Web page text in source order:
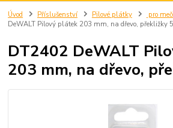
Úvod Příslušenství Pilové plátky pro
DeWALT Pilový plátek 203 mm, na dřevo, překližky
DT2402 DeWALT
203 mm, na dřevo,